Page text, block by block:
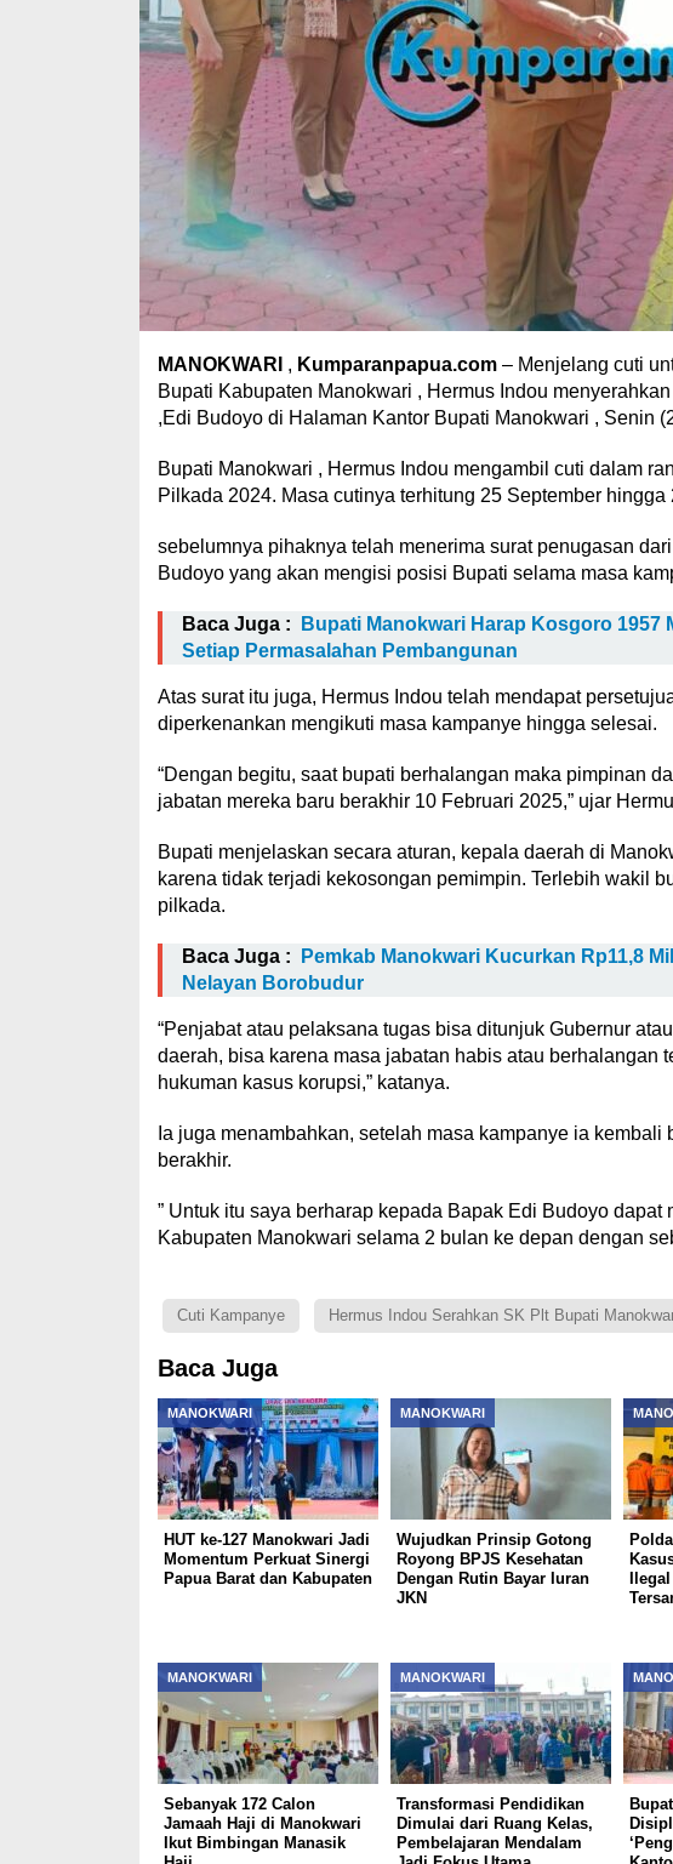
MANOKWARI , Kumparanpapua.com– Menjelang cuti
Bupati Kabupaten Manokwari , Hermus Indou
,Edi Budoyo di Halaman Kantor Bupati Manokwari , Senin
Bupati Manokwari , Hermus Indou mengambil cuti dalam
Pilkada 2024. Masa cutinya terhitung 25 September
sebelumnya pihaknya telah menerima surat penugasan
Budoyo yang akan mengisi posisi Bupati selama masa
Baca Juga :
Bupati Manokwari Harap Kosgoro 1957
Setiap Permasalahan Pembangunan
Atas surat itu juga, Hermus Indou telah mendapat
diperkenankan mengikuti masa kampanye hingga selesai.
“Dengan begitu, saat bupati berhalangan maka pimpinan
jabatan mereka baru berakhir 10 Februari 2025,” ujar
Bupati menjelaskan secara aturan, kepala daerah di
karena tidak terjadi kekosongan pemimpin. Terlebih wakil
pilkada.
Baca Juga :
Pemkab Manokwari Kucurkan Rp11,8
Nelayan Borobudur
“Penjabat atau pelaksana tugas bisa ditunjuk Gubernur
daerah, bisa karena masa jabatan habis atau berhalangan
hukuman kasus korupsi,” katanya.
Ia juga menambahkan, setelah masa kampanye ia
berakhir.
” Untuk itu saya berharap kepada Bapak Edi Budoyo
Kabupaten Manokwari selama 2 bulan ke depan dengan
Cuti Kampanye Hermus Indou Serahkan SK Plt Bupati
Baca Juga
MANOKWARI
HUT ke-127 Manokwari Jadi
Momentum Perkuat Sinergi
Papua Barat dan Kabupaten
MANOKWARI
Wujudkan Prinsip Gotong
Royong BPJS Kesehatan
Dengan Rutin Bayar Iuran
JKN
MANOKWARI
Sebanyak 172 Calon
Jamaah Haji di Manokwari
Ikut Bimbingan Manasik
MANOKWARI
Transformasi Pendidikan
Dimulai dari Ruang Kelas,
Pembelajaran Mendalam